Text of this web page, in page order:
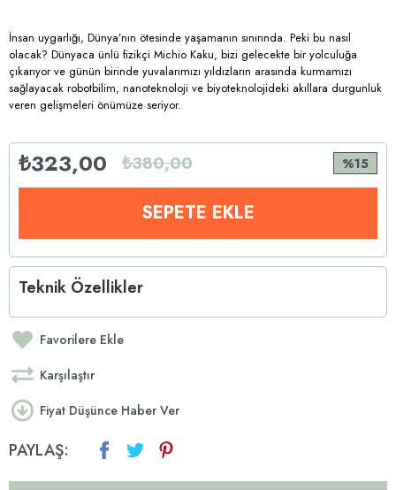
İnsan uygarlığı, Dünya’nın ötesinde yaşamanın sınırında. Peki bu nasıl
olacak? Dünyaca ünlü fizikçi Michio Kaku, bizi gelecekte bir yolculuğa
çıkarıyor ve günün birinde yuvalarımızı yıldızların arasında kurmamızı
sağlayacak robotbilim, nanoteknoloji ve biyoteknolojideki akıllara durgunluk
veren gelişmeleri önümüze seriyor.
₺380,00
₺323,00 15
Teknik Özellikler
Favorilere Ekle
Karşılaştır
Fiyat Düşünce Haber Ver
PAYLAŞ: